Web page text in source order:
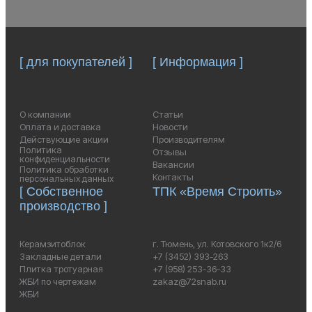
[ для покупателей ]
О компании
Оплата и доставка
Действующие акции
Политика
конфиденциальности
Политика обработки
персональных данных
[ Собственное
производство ]
Керамзитоблок
Закладные детали
Плитка тротуарная
ЖБИ по чертежам
ЖБИ
[ Информация ]
Статьи
Новости
Производителям
Отзывы
Вакансии
Контакты
ТПК «Время Строить»
г. Тюмень, ул. Котовского 1к2/6
+7 (3452) 393-263
+7 (958) 253-36-33
zakaz@72snab.ru